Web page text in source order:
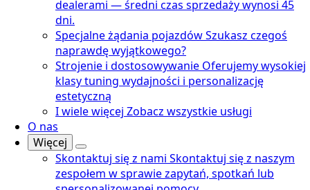
dealerami — średni czas sprzedaży wynosi 45
dni.
Specjalne żądania pojazdówSzukasz czegoś
naprawdę wyjątkowego?
Strojenie i dostosowywanie Oferujemy wysokiej
klasy tuning wydajności i personalizację
estetyczną
I wiele więcej Zobacz wszystkie usługi
O nas
Więcej
Skontaktuj się z nami Skontaktuj się z naszym
zespołem w sprawie zapytań, spotkań lub